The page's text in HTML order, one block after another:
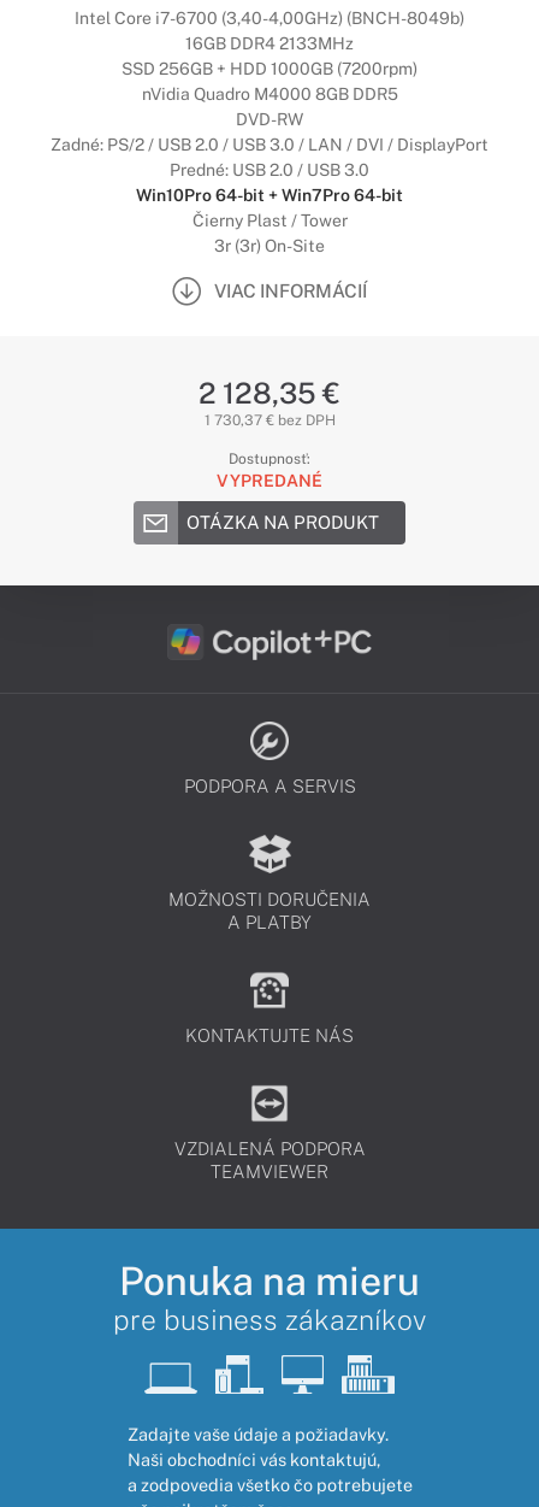
Intel Core i7-6700 (3,40-4,00GHz) (BNCH-8049b)
16GB DDR4 2133MHz
SSD 256GB + HDD 1000GB (7200rpm)
nVidia Quadro M4000 8GB DDR5
DVD-RW
Zadné: PS/2 / USB 2.0 / USB 3.0 / LAN / DVI / DisplayPort
Predné: USB 2.0 / USB 3.0
Win10Pro 64-bit + Win7Pro 64-bit
Čierny Plast / Tower
3r (3r) On-Site
VIAC INFORMÁCIÍ
2 128,35 €
1 730,37 € bez DPH
Dostupnosť:
VYPREDANÉ
OTÁZKA NA PRODUKT
PODPORA A SERVIS
MOŽNOSTI DORUČENIA
A PLATBY
KONTAKTUJTE NÁS
VZDIALENÁ PODPORA
TEAMVIEWER
Ponuka na mieru
pre business zákazníkov
Zadajte vaše údaje a požiadavky.
Naši obchodníci vás kontaktujú,
a zodpovedia všetko čo potrebujete